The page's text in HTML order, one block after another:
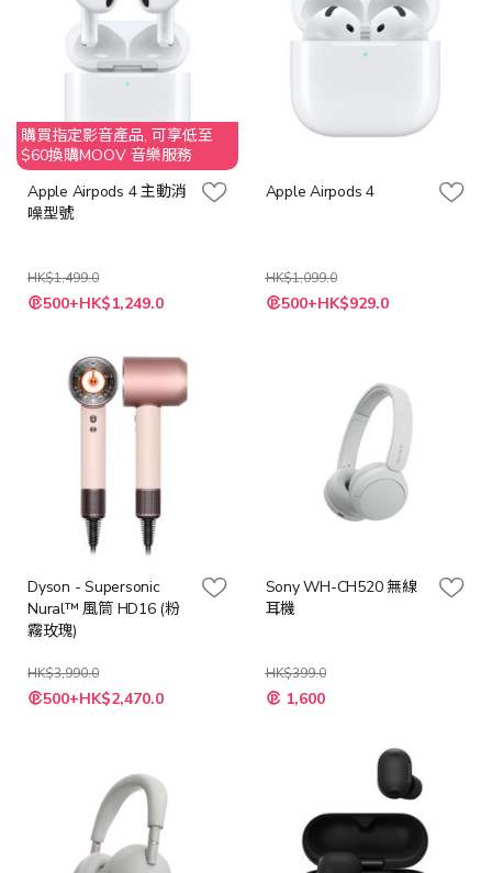
購買指定影音產品, 可享低至
$60換購MOOV 音樂服務
Apple Airpods 4 主動消
噪型號
HK$1,499.0
特
殊 500+HK$1,249.0
Apple Airpods 4
HK$1,099.0
特
殊 500+HK$929.0
Dyson - Supersonic
Nural™ 風筒 HD16 (粉
霧玫瑰)
HK$3,990.0
特
殊 500+HK$2,470.0
Sony WH-CH520 無線
耳機
HK$399.0
1,600